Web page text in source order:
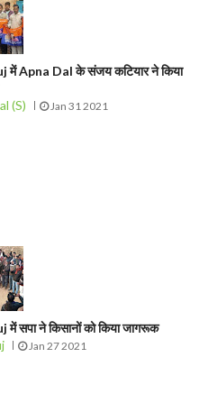
में Apna Dal के संजय कटियार ने किया
(S)
Jan 31 2021
में सपा ने किसानों को किया जागरूक
Jan 27 2021